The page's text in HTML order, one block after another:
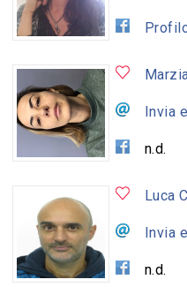
Invia
n.d.
Luca
Invia
n.d.